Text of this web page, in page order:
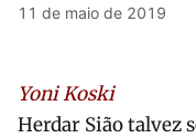
11 de maio de 2019
Yoni Koski
Herdar Sião talvez